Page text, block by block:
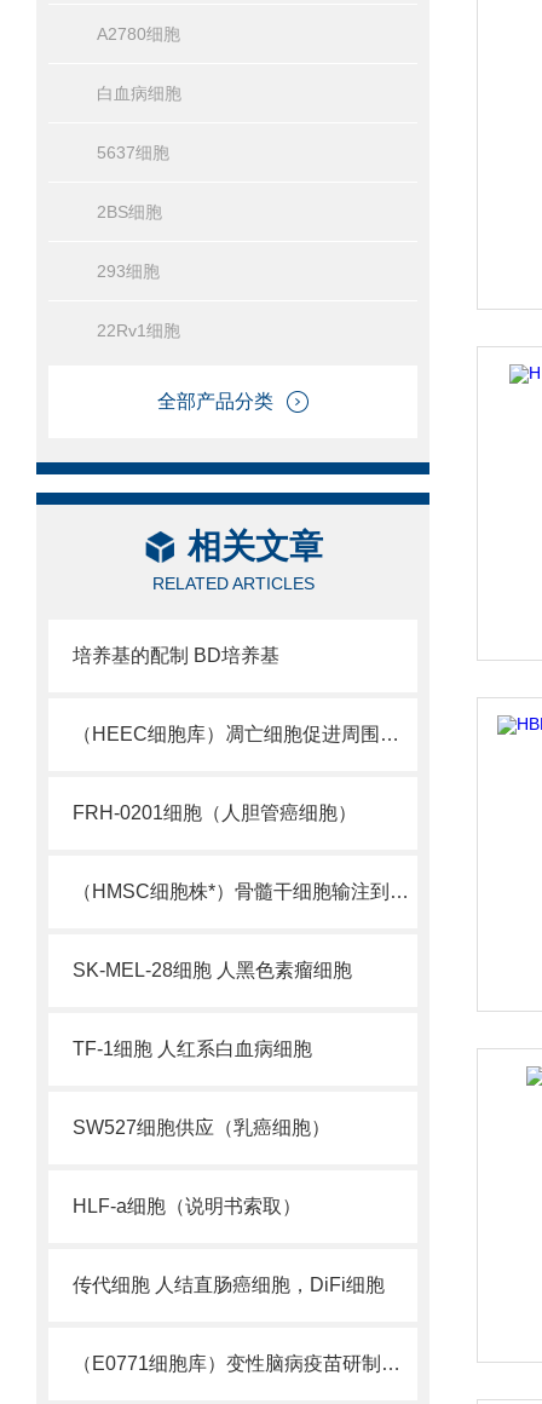
A2780细胞
白血病细胞
5637细胞
2BS细胞
293细胞
22Rv1细胞
全部产品分类
相关文章
RELATED ARTICLES
培养基的配制 BD培养基
（HEEC细胞库）凋亡细胞促进周围细胞生长的机理
FRH-0201细胞（人胆管癌细胞）
（HMSC细胞株*）骨髓干细胞输注到他们受损的心脏中
SK-MEL-28细胞 人黑色素瘤细胞
TF-1细胞 人红系白血病细胞
SW527细胞供应（乳癌细胞）
HLF-a细胞（说明书索取）
传代细胞 人结直肠癌细胞，DiFi细胞
（E0771细胞库）变性脑病疫苗研制曙光初现